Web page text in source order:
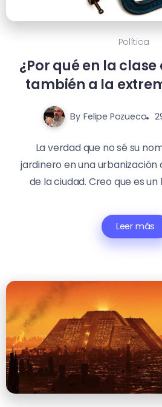
Política
¿Por qué en la
también a la
By Felipe Pozueco
La verdad que no sé su
jardinero en una urbanización
de la ciudad. Creo que es
Leer más